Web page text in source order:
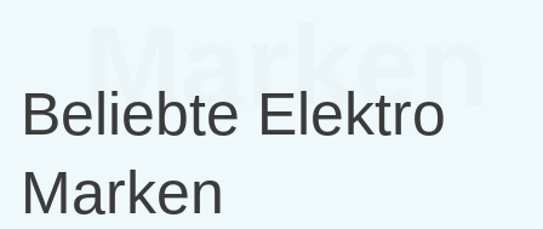
Marken
Beliebte Elektro
Marken